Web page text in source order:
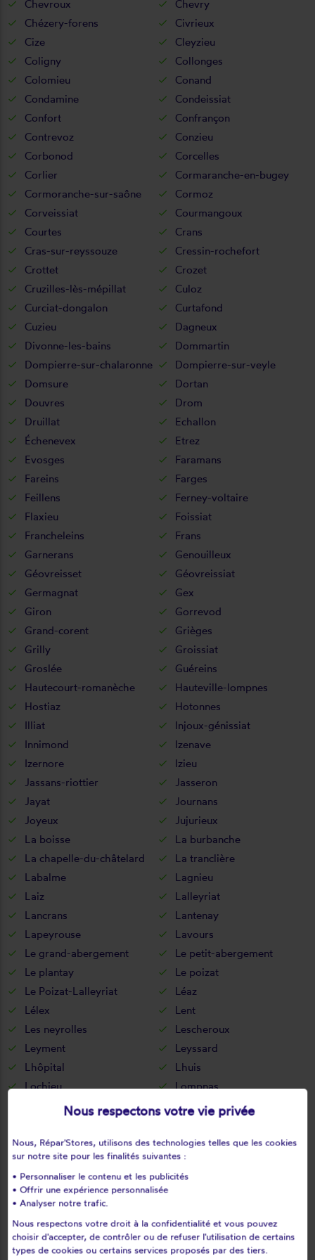
Chevroux
Chevry
Chézery-forens
Civrieux
Cize
Cleyzieu
Coligny
Collonges
Colomieu
Conand
Condamine
Condeissiat
Confort
Confrançon
Contrevoz
Conzieu
Corbonod
Corcelles
Corlier
Cormaranche-en-bugey
Cormoranche-sur-saône
Cormoz
Corveissiat
Courmangoux
Courtes
Crans
Cras-sur-reyssouze
Cressin-rochefort
Crottet
Crozet
Cruzilles-lès-mépillat
Culoz
Curciat-dongalon
Curtafond
Cuzieu
Dagneux
Divonne-les-bains
Dommartin
Dompierre-sur-chalaronne
Dompierre-sur-veyle
Domsure
Dortan
Douvres
Drom
Druillat
Echallon
Échenevex
Etrez
Evosges
Faramans
Fareins
Farges
Feillens
Ferney-voltaire
Flaxieu
Foissiat
Francheleins
Frans
Garnerans
Genouilleux
Géovreisset
Géovreissiat
Germagnat
Gex
Giron
Gorrevod
Grand-corent
Grièges
Grilly
Groissiat
Groslée
Guéreins
Hautecourt-romanèche
Hauteville-lompnes
Hostiaz
Hotonnes
Illiat
Injoux-génissiat
Innimond
Izenave
Izernore
Izieu
Jassans-riottier
Jasseron
Jayat
Journans
Joyeux
Jujurieux
La boisse
La burbanche
La chapelle-du-châtelard
La tranclière
Labalme
Lagnieu
Laiz
Lalleyriat
Lancrans
Lantenay
Lapeyrouse
Lavours
Le grand-abergement
Le petit-abergement
Le plantay
Le poizat
Le Poizat-Lalleyriat
Léaz
Lélex
Lent
Les neyrolles
Lescheroux
Leyment
Leyssard
Lhôpital
Lhuis
Lochieu
Lompnas
Lompnieu
Loyettes
L'abergement-de-varey
Magnieu
Maillat
Malafretaz
Mantenay-montlin
Manziat
Marboz
Marignieu
Marlieux
Marsonnas
Martignat
Massieux
Massignieu-de-rives
Nous respectons votre vie privée
Nous, Répar'Stores, utilisons des technologies telles que les cookies
sur notre site pour les finalités suivantes :
• Personnaliser le contenu et les publicités
• Offrir une expérience personnalisée
• Analyser notre trafic.
Nous respectons votre droit à la confidentialité et vous pouvez
choisir d'accepter, de contrôler ou de refuser l'utilisation de certains
types de cookies ou certains services proposés par des tiers.